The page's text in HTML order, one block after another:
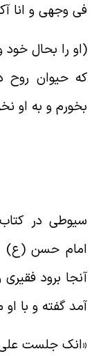
وجهی و انا
او را بحال خود
حیوان روح
و به او
در کتاب
حسن (ع)
برود
گفته و با او
انک جلست علی